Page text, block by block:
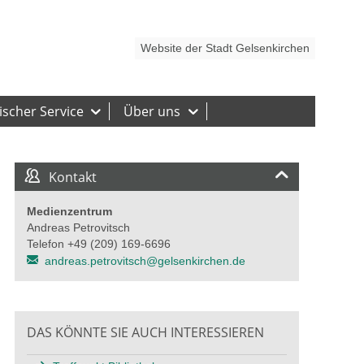
Service Über uns
Website der Stadt Gelsenkirchen
Kontakt
Medienzentrum
Andreas Petrovitsch
Telefon +49 (209) 169-6696
andreas.petrovitsch@gelsenkirchen.de
DAS KÖNNTE SIE AUCH INTERESSIEREN